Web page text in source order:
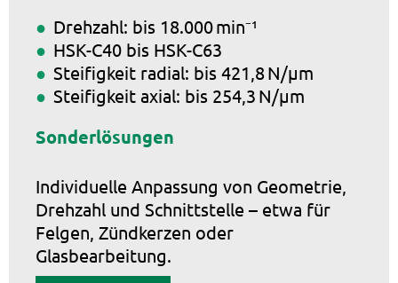
Drehzahl: bis 18.000 min⁻¹
HSK-C40 bis HSK-C63
Steifigkeit radial: bis 421,8 N/µm
Steifigkeit axial: bis 254,3 N/µm
Sonderlösungen
Individuelle Anpassung von Geometrie,
Drehzahl und Schnittstelle – etwa für
Felgen, Zündkerzen oder
Glasbearbeitung.